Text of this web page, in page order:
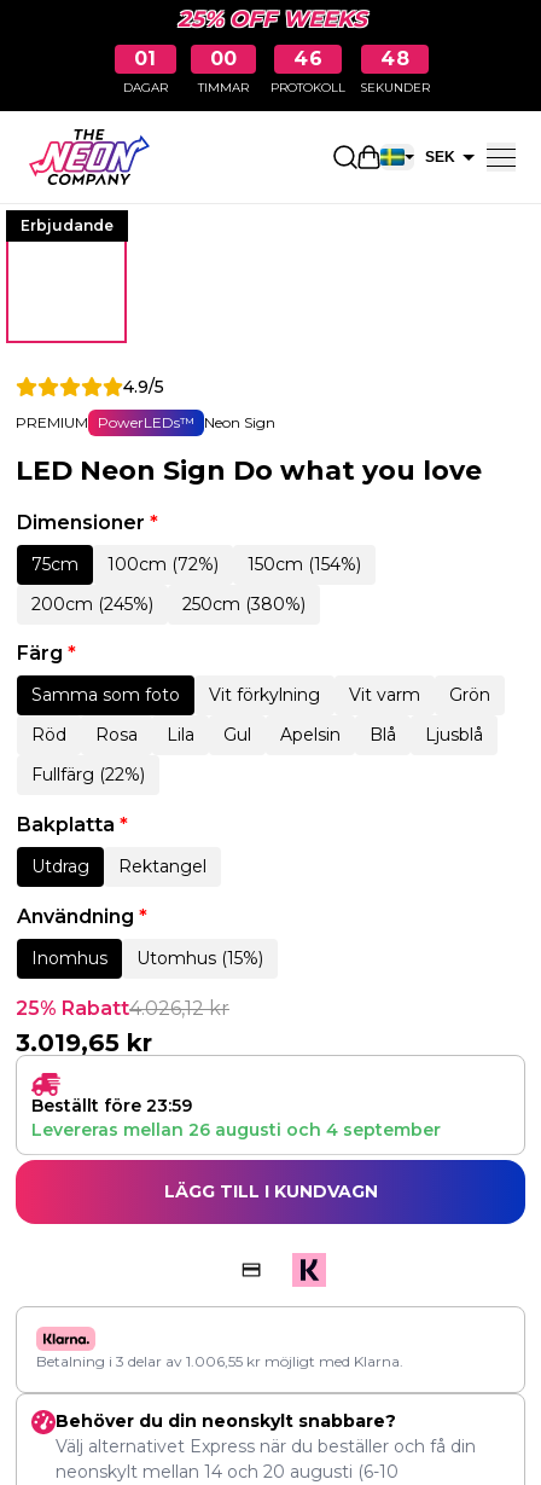
25% OFF WEEKS
01
DAGAR
00
TIMMAR
46
PROTOKOLL
48
SEKUNDER
ÖppnaSEK
Erbjudande
4.9/5
PREMIUM PowerLEDs™ Neon Sign
LED Neon Sign Do what you love
Dimensioner *
75cm 100cm (72%)
150cm (154%)
200cm (245%)
250cm (380%)
Färg *
Samma som foto Vit förkylning Vit varm
Grön
Röd
Rosa Lila Gul Apelsin Blå
Ljusblå
Fullfärg (22%)
Bakplatta *
Utdrag Rektangel
Användning *
Inomhus Utomhus (15%)
25% Rabatt4.026,12kr
3.019,65 kr
Beställt före 23:59
Levereras mellan 26 augusti och 4 september
LÄGG TILL I KUNDVAGN
Betalning i 3 delar av 1.006,55 kr möjligt med Klarna.
Behöver du din neonskylt snabbare?
Välj alternativet Express när du beställer och få din
neonskylt mellan 14 och 20 augusti (6-10